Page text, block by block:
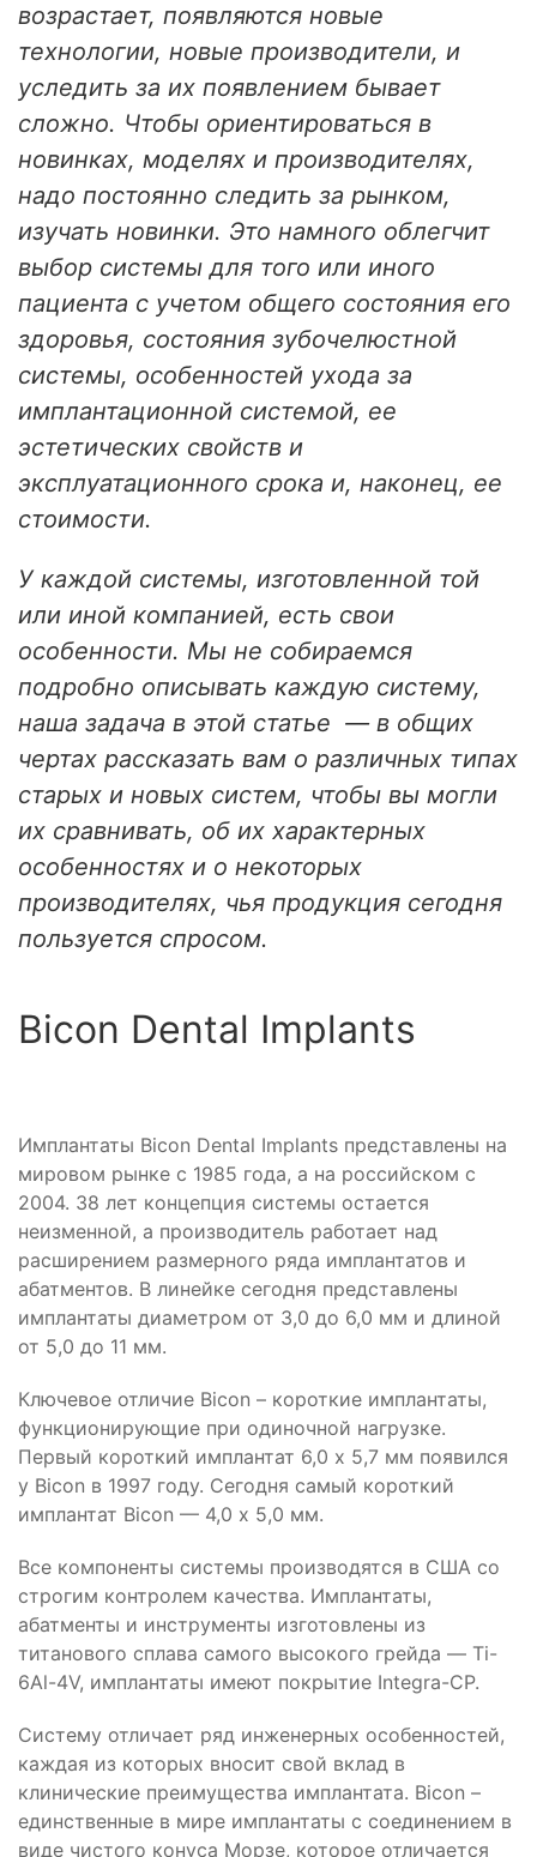
возрастает, появляются новые
технологии, новые производители, и
уследить за их появлением бывает
сложно. Чтобы ориентироваться в
новинках, моделях и производителях,
надо постоянно следить за рынком,
изучать новинки. Это намного облегчит
выбор системы для того или иного
пациента с учетом общего состояния его
здоровья, состояния зубочелюстной
системы, особенностей ухода за
имплантационной системой, ее
эстетических свойств и
эксплуатационного срока и, наконец, ее
стоимости.
У каждой системы, изготовленной той
или иной компанией, есть свои
особенности. Мы не собираемся
подробно описывать каждую систему,
наша задача в этой статье — в общих
чертах рассказать вам о различных типах
старых и новых систем, чтобы вы могли
их сравнивать, об их характерных
особенностях и о некоторых
производителях, чья продукция сегодня
пользуется спросом.
Bicon Dental Implants
Имплантаты Bicon Dental Implants представлены на
мировом рынке с 1985 года, а на российском с
2004. 38 лет концепция системы остается
неизменной, а производитель работает над
расширением размерного ряда имплантатов и
абатментов. В линейке сегодня представлены
имплантаты диаметром от 3,0 до 6,0 мм и длиной
от 5,0 до 11 мм.
Ключевое отличие Bicon – короткие имплантаты,
функционирующие при одиночной нагрузке.
Первый короткий имплантат 6,0 х 5,7 мм появился
у Bicon в 1997 году. Сегодня самый короткий
имплантат Bicon — 4,0 х 5,0 мм.
Все компоненты системы производятся в США со
строгим контролем качества. Имплантаты,
абатменты и инструменты изготовлены из
титанового сплава самого высокого грейда — Ti-
6Al-4V, имплантаты имеют покрытие Integra-CP.
Систему отличает ряд инженерных особенностей,
каждая из которых вносит свой вклад в
клинические преимущества имплантата. Bicon –
единственные в мире имплантаты с соединением в
виде чистого конуса Морзе, которое отличается